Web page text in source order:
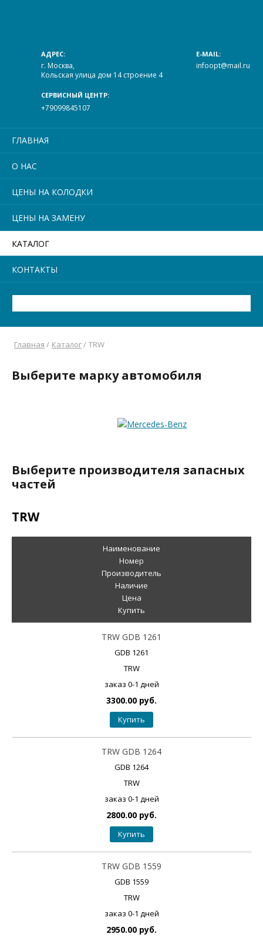
АДРЕС:
г. Москва,
Кольская улица дом 14 строение 4
E-MAIL:
infoopt@mail.ru
СЕРВИСНЫЙ ЦЕНТР:
+79099845107
ГЛАВНАЯ
О НАС
ЦЕНЫ НА КОЛОДКИ
ЦЕНЫ НА ЗАМЕНУ
КАТАЛОГ
КОНТАКТЫ
Главная / Каталог/ TRW
Выберите марку автомобиля
Выберите производителя запасных
частей
TRW
Наименование
Номер
Производитель
Наличие
Цена
Купить
TRW GDB 1261
GDB 1261
TRW
заказ 0-1 дней
3300.00 руб.
Купить
TRW GDB 1264
GDB 1264
TRW
заказ 0-1 дней
2800.00 руб.
Купить
TRW GDB 1559
GDB 1559
TRW
заказ 0-1 дней
2950.00 руб.